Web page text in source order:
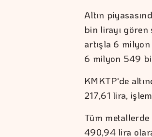
Altın
bin lirayı gören
artışla 6
6 milyon 549
KMKTP'de
217,61 lira,
Tüm
490,94 lira